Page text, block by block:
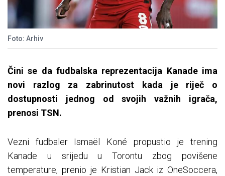
Foto: Arhiv
Čini se da fudbalska reprezentacija Kanade ima
novi razlog za zabrinutost kada je riječ o
dostupnosti jednog od svojih važnih igrača,
prenosi TSN.
Vezni fudbaler Ismaël Koné propustio je trening
Kanade u srijedu u Torontu zbog povišene
temperature, prenio je Kristian Jack iz OneSoccera,